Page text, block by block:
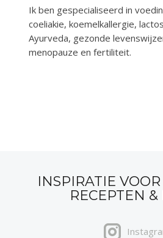
Ik ben gespecialiseerd in
coeliakie, koemelkallergie,
Ayurveda, gezonde
menopauze en fertiliteit.
INSPIRATIE
RECEPTEN